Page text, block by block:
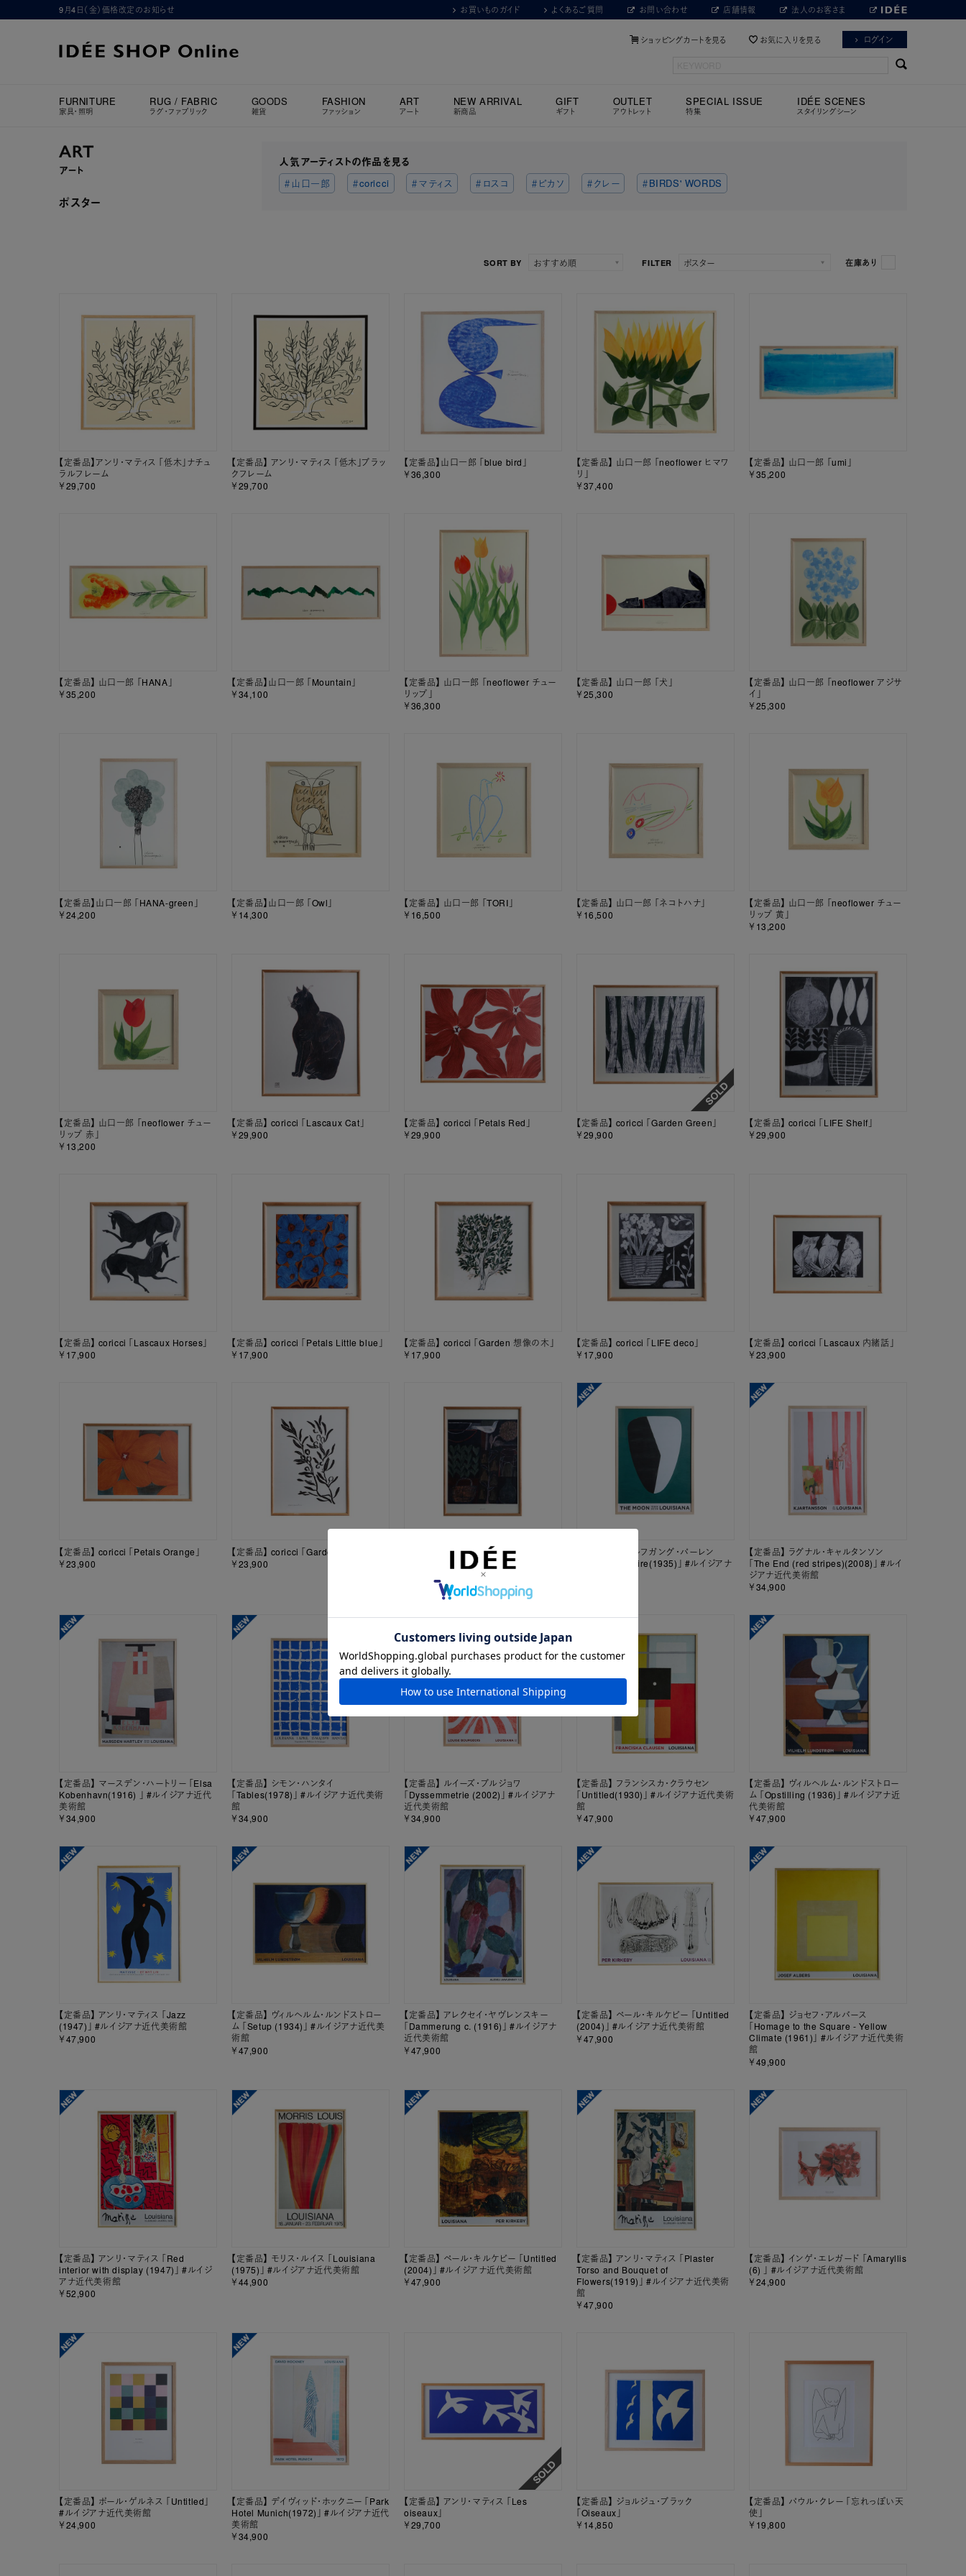
9月4日（金）価格改定のお知らせ お買いものガイド よくあるご質問 お問い合わせ 店舗情報 法人のお客さま
ショッピングカートを見る お気に入りを見る ログイン
FURNITURE
家具・照明
RUG / FABRIC
ラグ・ファブリック
GOODS
雑貨
FASHION
ファッション
ART
アート
NEW ARRIVAL
新商品
GIFT
ギフト
OUTLET
アウトレット
SPECIAL ISSUE
特集
IDÉE SCENES
スタイリングシーン
ART
アート
ポスター
人気アーティストの作品を見る
＃山口一郎 ＃coricci ＃マティス ＃ロスコ ＃ピカソ ＃クレー ＃BIRDS' WORDS
在庫あり
FILTER
SORT BY
【定番品】アンリ・マティス 「低木」ナチュ
ラルフレーム
￥29,700
【定番品】 アンリ・マティス 「低木」ブラッ
クフレーム
￥29,700
【定番品】山口一郎 「blue bird」
￥36,300
【定番品】 山口一郎 「neoflower ヒマワ
リ」
￥37,400
【定番品】 山口一郎 「umi」
￥35,200
【定番品】 山口一郎 「HANA」
￥35,200
【定番品】山口一郎 「Mountain」
￥34,100
【定番品】 山口一郎 「neoflower チュー
リップ」
￥36,300
【定番品】 山口一郎 「犬」
￥25,300
【定番品】 山口一郎 「neoflower アジサ
イ」
￥25,300
【定番品】山口一郎 「HANA-green」
￥24,200
【定番品】山口一郎 「Owl」
￥14,300
【定番品】 山口一郎 「TORI」
￥16,500
【定番品】 山口一郎 「ネコトハナ」
￥16,500
【定番品】 山口一郎 「neoflower チュー
リップ 黄」
￥13,200
【定番品】 山口一郎 「neoflower チュー
リップ 赤」
￥13,200
【定番品】 coricci 「Lascaux Cat」
￥29,900
【定番品】 coricci 「Petals Red」
￥29,900
【定番品】 coricci 「Garden Green」
￥29,900
【定番品】 coricci 「LIFE Shelf」
￥29,900
【定番品】 coricci 「Lascaux Horses」
￥17,900
【定番品】 coricci 「Petals Little blue」
￥17,900
【定番品】 coricci 「Garden 想像の木」
￥17,900
【定番品】 coricci 「LIFE deco」
￥17,900
【定番品】 coricci 「Lascaux 内緒話」
￥23,900
【定番品】 coricci 「Petals Orange」
￥23,900
【定番品】 coricci 「Garden Olive」
￥23,900
【定番品】 coricci 「LIFE Tool」
【定番品】 ヴォルフガング・パーレン
「Cadran Lunaire(1935)」 #ルイジアナ
【定番品】 ラグナル・キャルタンソン
「The End (red stripes)(2008)」 #ルイ
ジアナ近代美術館
￥34,900
【定番品】 マースデン・ハートリー 「Elsa
Kobenhavn(1916) 」 #ルイジアナ近代
美術館
￥34,900
【定番品】 シモン・ハンタイ
「Tables(1978)」 #ルイジアナ近代美術
館
￥34,900
【定番品】 ルイーズ・ブルジョワ
「Dyssemmetrie (2002)」 #ルイジアナ
近代美術館
￥34,900
【定番品】 フランシスカ・クラウセン
「Untitled(1930)」 #ルイジアナ近代美術
館
￥47,900
【定番品】 ヴィルヘルム・ルンドストロー
ム 「Opstilling (1936)」 #ルイジアナ近
代美術館
￥47,900
【定番品】 アンリ・マティス 「Jazz
(1947)」 #ルイジアナ近代美術館
￥47,900
【定番品】 ヴィルヘルム・ルンドストロー
ム 「Setup (1934)」 #ルイジアナ近代美
術館
￥47,900
【定番品】 アレクセイ・ヤヴレンスキー
「Dammerung c. (1916)」 #ルイジアナ
近代美術館
￥47,900
【定番品】 ペール・キルケビー 「Untitled
(2004)」 #ルイジアナ近代美術館
￥47,900
【定番品】 ジョセフ・アルバース
「Homage to the Square - Yellow
Climate (1961)」 #ルイジアナ近代美術
館
￥49,900
【定番品】 アンリ・マティス 「Red
interior with display (1947)」 #ルイジ
アナ近代美術館
￥52,900
【定番品】 モリス・ルイス 「Louisiana
(1975)」 #ルイジアナ近代美術館
￥44,900
【定番品】 ペール・キルケビー 「Untitled
(2004)」 #ルイジアナ近代美術館
￥47,900
【定番品】 アンリ・マティス 「Plaster
Torso and Bouquet of
Flowers(1919)」 #ルイジアナ近代美術
館
￥47,900
【定番品】 インゲ・エレガード 「Amaryllis
(6) 」 #ルイジアナ近代美術館
￥24,900
【定番品】 ポール・ゲルネス 「Untitled」
#ルイジアナ近代美術館
￥24,900
【定番品】 デイヴィッド・ホックニー 「Park
Hotel Munich(1972)」 #ルイジアナ近代
美術館
￥34,900
【定番品】 アンリ・マティス 「Les
oiseaux」
￥29,700
【定番品】 ジョルジュ・ブラック
「Oiseaux」
￥14,850
【定番品】 パウル・クレー 「忘れっぽい天
使」
￥19,800